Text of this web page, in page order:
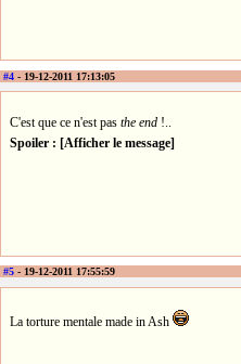
#4 - 19-12-2011 17:13:05
C'est que ce n'est pas the end !..
Spoiler : [Afficher le message]
#5 - 19-12-2011 17:55:59
La torture mentale made in Ash